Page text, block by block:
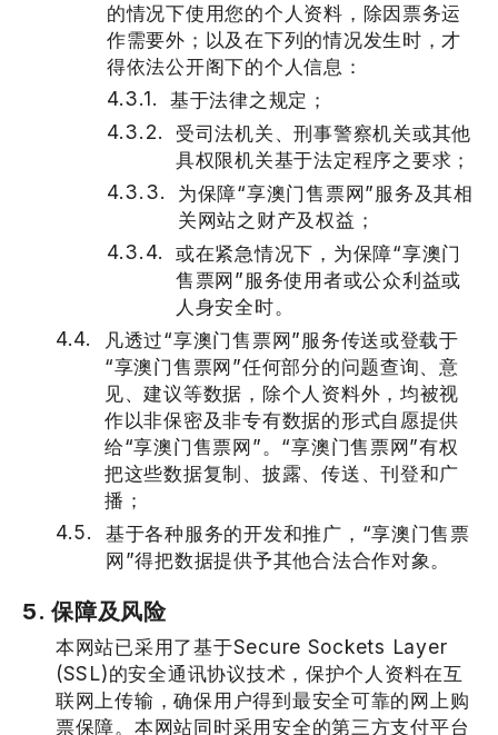
的情况下使用您的个人资料，除因票务运
作需要外；以及在下列的情况发生时，才
得依法公开阁下的个人信息：
基于法律之规定；
受司法机关、刑事警察机关或其他
具权限机关基于法定程序之要求；
为保障“享澳门售票网”服务及其相
关网站之财产及权益；
或在紧急情况下，为保障“享澳门
售票网”服务使用者或公众利益或
人身安全时。
凡透过“享澳门售票网”服务传送或登载于
“享澳门售票网”任何部分的问题查询、意
见、建议等数据，除个人资料外，均被视
作以非保密及非专有数据的形式自愿提供
给“享澳门售票网”。“享澳门售票网”有权
把这些数据复制、披露、传送、刊登和广
播；
基于各种服务的开发和推广，“享澳门售票
网”得把数据提供予其他合法合作对象。
5. 保障及风险
本网站已采用了基于Secure Sockets Layer
(SSL)的安全通讯协议技术，保护个人资料在互
联网上传输，确保用户得到最安全可靠的网上购
票保障。本网站同时采用安全的第三方支付平台